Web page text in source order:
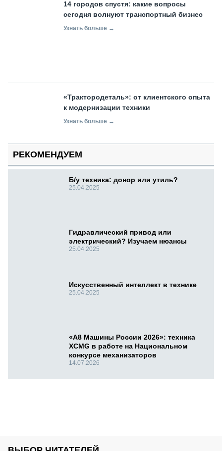
14 городов спустя: какие вопросы
сегодня волнуют транспортный бизнес
Узнать больше →
«Трактородеталь»: от клиентского опыта
к модернизации техники
Узнать больше →
РЕКОМЕНДУЕМ
Б/у техника: донор или утиль?
25.04.2025
Гидравлический привод или
электрический? Изучаем нюансы
25.04.2025
Искусственный интеллект в технике
25.04.2025
«А8 Машины России 2026»: техника
XCMG в работе на Национальном
конкурсе механизаторов
14.07.2026